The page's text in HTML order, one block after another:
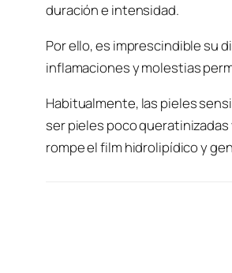
duración e intensidad.
Por ello, es imprescindible su
inflamaciones y molestias
Habitualmente, las pieles
ser pieles poco queratinizadas
rompe el film hidrolipídico y